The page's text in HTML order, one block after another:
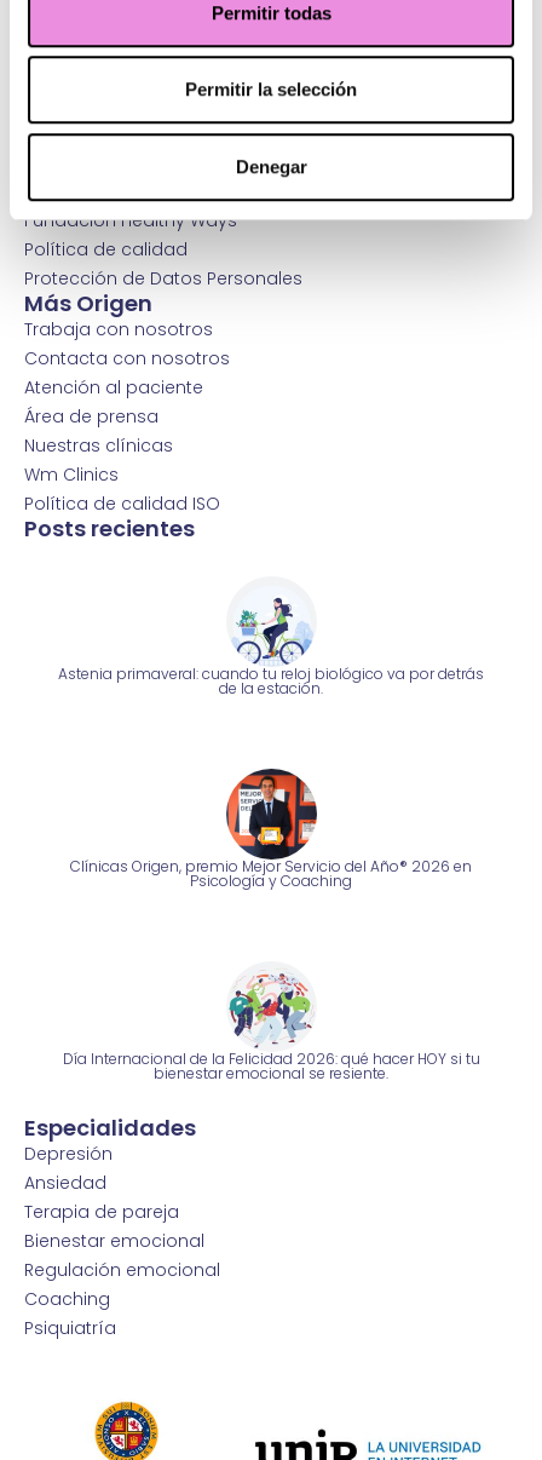
Permitir todas
Permitir la selección
Denegar
¿Quiénes somos?
Principios Origen
Terapias y tratamientos
Psicólogos y psiquiatras
Wm Hospitals
Fundación Healthy Ways
Política de calidad
Protección de Datos Personales
Más Origen
Trabaja con nosotros
Contacta con nosotros
Atención al paciente
Área de prensa
Nuestras clínicas
Wm Clinics
Política de calidad ISO
Posts recientes
Astenia primaveral: cuando tu reloj biológico va por detrás
de la estación.
Clínicas Origen, premio Mejor Servicio del Año® 2026 en
Psicología y Coaching
Día Internacional de la Felicidad 2026: qué hacer HOY si tu
bienestar emocional se resiente.
Especialidades
Depresión
Ansiedad
Terapia de pareja
Bienestar emocional
Regulación emocional
Coaching
Psiquiatría